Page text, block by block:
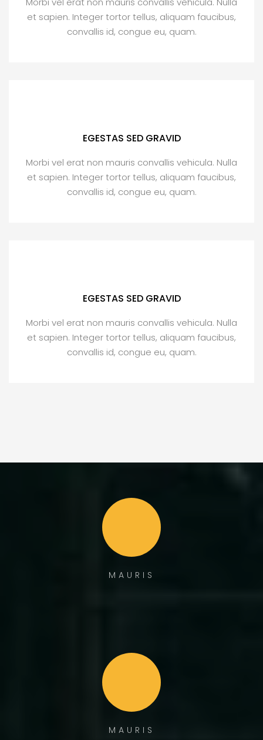
et sapien. Integer tortor tellus, aliquam faucibus,
convallis id, congue eu, quam.
EGESTAS SED GRAVID
Morbi vel erat non mauris convallis vehicula. Nulla
et sapien. Integer tortor tellus, aliquam faucibus,
convallis id, congue eu, quam.
EGESTAS SED GRAVID
Morbi vel erat non mauris convallis vehicula. Nulla
et sapien. Integer tortor tellus, aliquam faucibus,
convallis id, congue eu, quam.
MAURIS
MAURIS